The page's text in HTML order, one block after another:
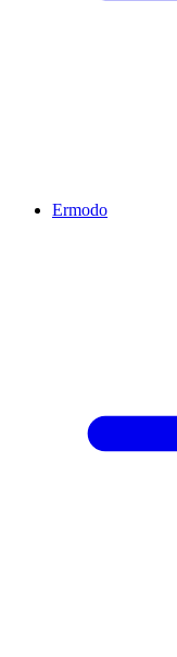
Ermodo